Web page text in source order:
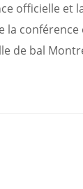
officielle et
conférence
de bal